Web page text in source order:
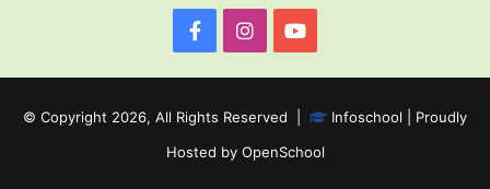
Infoschool.ma
lycee
numerique
officiel
© Copyright 2026, All Rights Reserved |  Infoschool | Proudly
Hosted by OpenSchool